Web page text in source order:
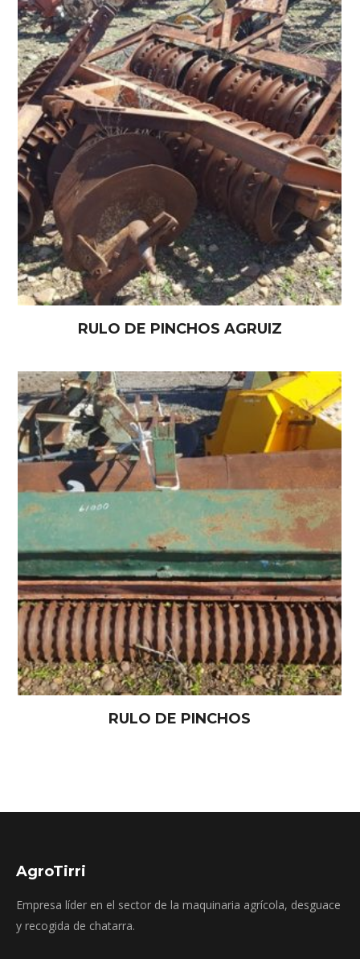
RULO DE PINCHOS AGRUIZ
RULO DE PINCHOS
AgroTirri
Empresa líder en el sector de la maquinaria agrícola, desguace
y recogida de chatarra.